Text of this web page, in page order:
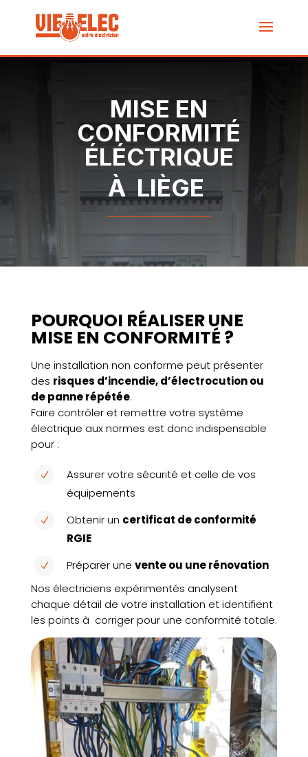
MISE EN
CONFORMITÉ
ÉLÉCTRIQUE
À LIÈGE
POURQUOI RÉALISER UNE
MISE EN CONFORMITÉ ?
Une installation non conforme peut présenter
des risques d’incendie, d’électrocution ou
de panne répétée.
Faire contrôler et remettre votre système
électrique aux normes est donc indispensable
pour :
N
Assurer votre sécurité et celle de vos
équipements
N Obtenir un certificat de conformité
RGIE
N Préparer une vente ou une rénovation
Nos électriciens expérimentés analysent
chaque détail de votre installation et identifient
les points à corriger pour une conformité totale.